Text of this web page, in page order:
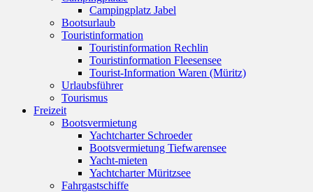
Campingplatz Jabel
Bootsurlaub
Touristinformation
Touristinformation Rechlin
Touristinformation Fleesensee
Tourist-Information Waren (Müritz)
Urlaubsführer
Tourismus
Freizeit
Bootsvermietung
Yachtcharter Schroeder
Bootsvermietung Tiefwarensee
Yacht-mieten
Yachtcharter Müritzsee
Fahrgastschiffe